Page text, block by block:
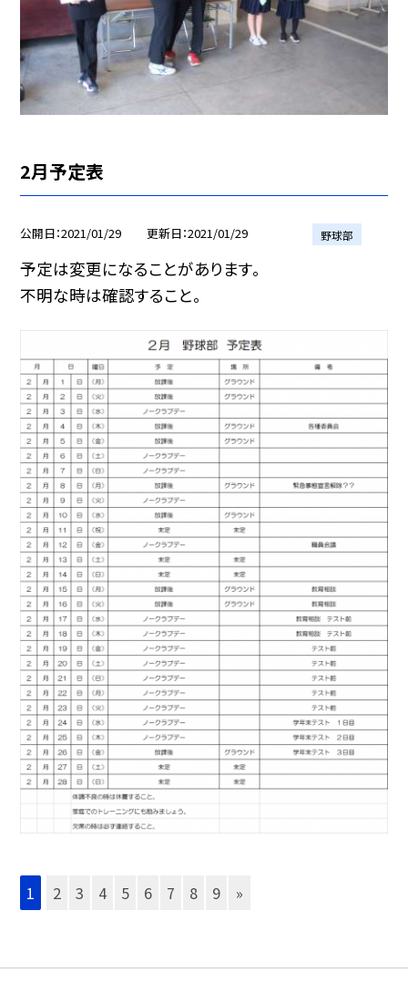
2月予定表
公開日 2021/01/29 更新日 2021/01/29 野球部
予定は変更になることがあります。
不明な時は確認すること。
1 2 3 4 5 6 7 8 9 »